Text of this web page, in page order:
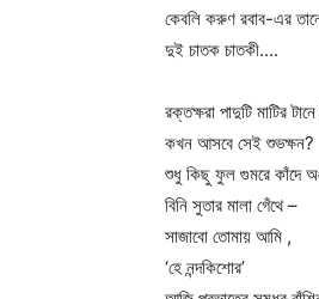
কেবলি করুণ রবাব-এর
দুই চাতক চাতকী….
রক্তক্ষরা পাদুটি মাটির
কখন আসবে সেই শুভক্ষন?
শুধু কিছু ফুল গুমরে কাঁদে
বিনি সুতার মালা গেঁথে –
সাজাবো তোমায় আমি ,
‘হে নন্দকিশোর’